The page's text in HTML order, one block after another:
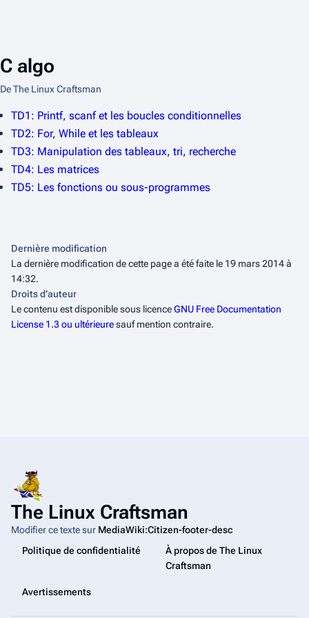
C algo
De The Linux Craftsman
TD1: Printf, scanf et les boucles conditionnelles
TD2: For, While et les tableaux
TD3: Manipulation des tableaux, tri, recherche
TD4: Les matrices
TD5: Les fonctions ou sous-programmes
Dernière modification
La dernière modification de cette page a été faite le 19 mars 2014 à
14:32.
Droits d’auteur
Le contenu est disponible sous licenceGNU Free Documentation
License 1.3 ou ultérieuresauf mention contraire.
The Linux Craftsman
Modifier ce texte sur MediaWiki:Citizen-footer-desc
Politique de confidentialité
À propos de The Linux
Craftsman
Avertissements